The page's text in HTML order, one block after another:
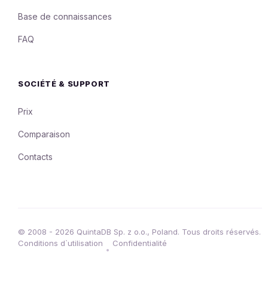
Base de connaissances
FAQ
SOCIÉTÉ & SUPPORT
Prix
Comparaison
Contacts
© 2008 - 2026 QuintaDB Sp. z o.o., Poland. Tous droits réservés.
Conditions d`utilisation
•
Confidentialité